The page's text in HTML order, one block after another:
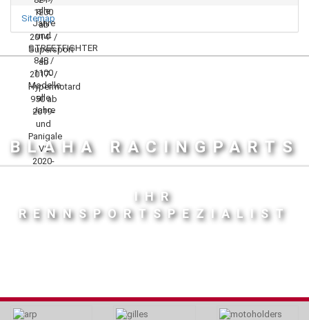
Sitemap
BLAHA RACINGPARTS
IHR
RENNSPORTSPEZIALIST